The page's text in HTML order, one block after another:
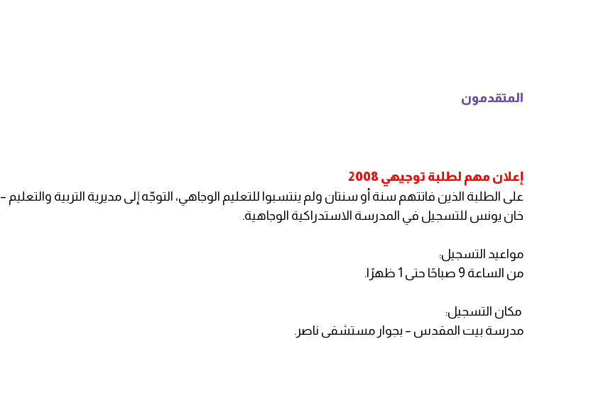
المتقدمون
إعلان مهم لطلبة توجيهي 2008
على الطلبة الذين فاتتهم سنة أو سنتان ولم ينتسبوا للتعليم الوجاهي، التوجّه إلى مديرية التربية والتعليم –
خان يونس للتسجيل في المدرسة الاستدراكية الوجاهية.
مواعيد التسجيل:
من الساعة 9 صباحًا حتى 1 ظهرًا.
مكان التسجيل:
مدرسة بيت المقدس – بجوار مستشفى ناصر.